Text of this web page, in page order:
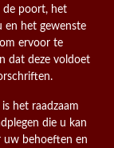
de poort, het
en het gewenste
ervoor te
dat deze voldoet
het raadzaam
die u kan
uw behoeften en